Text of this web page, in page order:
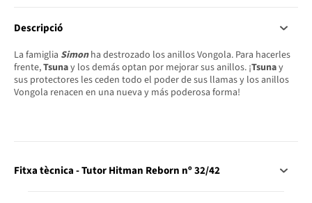
Descripció
La famiglia Simon ha destrozado los anillos Vongola. Para hacerles
frente,Tsunay los demás optan por mejorar sus anillos. ¡Tsunay
sus protectores les ceden todo el poder de sus llamas y los anillos
Vongola renacen en una nueva y más poderosa forma!
Fitxa tècnica - Tutor Hitman Reborn nº 32/42